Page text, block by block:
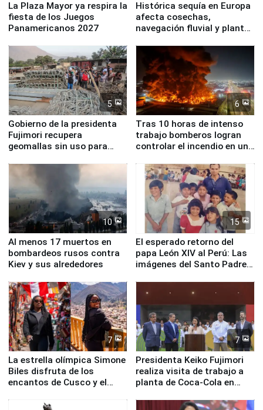
La Plaza Mayor ya respira la
fiesta de los Juegos
Panamericanos 2027
Histórica sequía en Europa
afecta cosechas,
navegación fluvial y plantas
5
Gobierno de la presidenta
Fujimori recupera
geomallas sin uso para
Fenómeno El Niño
6
Tras 10 horas de intenso
trabajo bomberos logran
controlar el incendio en una
de Chile
10
Al menos 17 muertos en
bombardeos rusos contra
Kiev y sus alrededores
15
El esperado retorno del
papa León XIV al Perú: Las
imágenes del Santo Padre
7
La estrella olímpica Simone
Biles disfruta de los
encantos de Cusco y el
7
Presidenta Keiko Fujimori
realiza visita de trabajo a
planta de Coca-Cola en